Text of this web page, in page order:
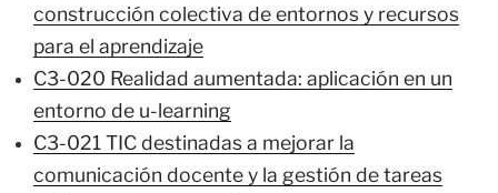
construcción colectiva de entornos y recursos
para el aprendizaje
C3-020 Realidad aumentada: aplicación en un
entorno de u-learning
C3-021 TIC destinadas a mejorar la
comunicación docente y la gestión de tareas